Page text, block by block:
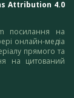
Attribution 4.0
посилання на
онлайн-медіа
прямого та
на цитований